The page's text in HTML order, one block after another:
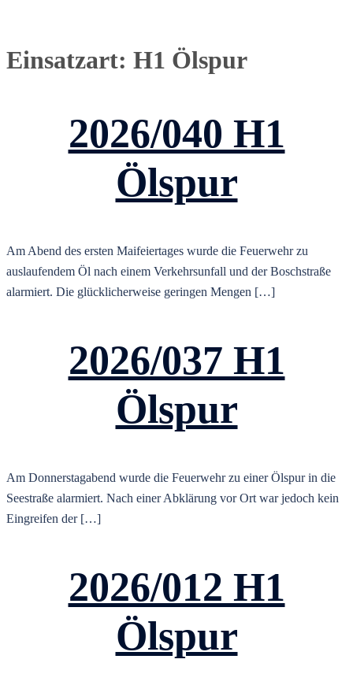
Einsatzart: H1 Ölspur
2026/040 H1
Ölspur
Am Abend des ersten Maifeiertages wurde die Feuerwehr zu
auslaufendem Öl nach einem Verkehrsunfall und der Boschstraße
alarmiert. Die glücklicherweise geringen Mengen […]
2026/037 H1
Ölspur
Am Donnerstagabend wurde die Feuerwehr zu einer Ölspur in die
Seestraße alarmiert. Nach einer Abklärung vor Ort war jedoch kein
Eingreifen der […]
2026/012 H1
Ölspur